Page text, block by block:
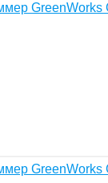
GreenWorks
GreenWorks